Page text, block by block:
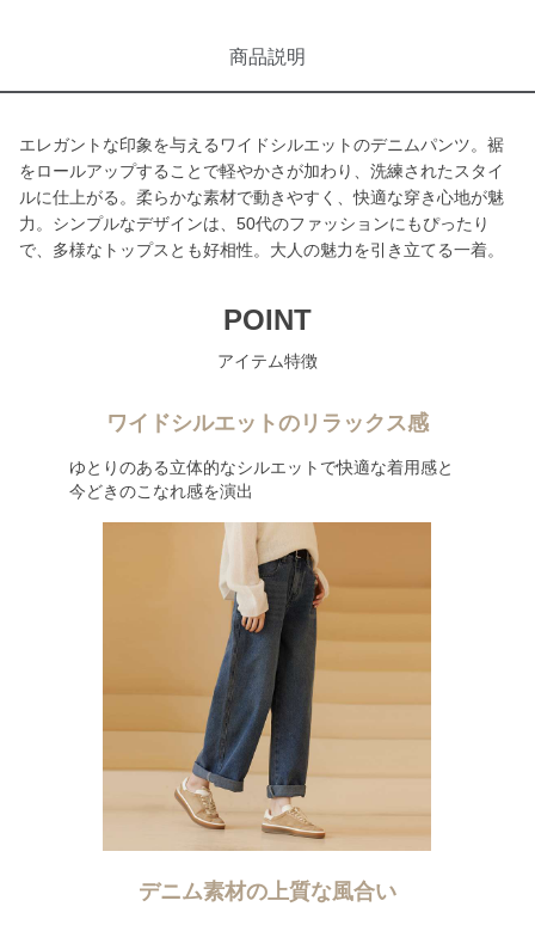
商品説明
エレガントな印象を与えるワイドシルエットのデニムパンツ。裾
をロールアップすることで軽やかさが加わり、洗練されたスタイ
ルに仕上がる。柔らかな素材で動きやすく、快適な穿き心地が魅
力。シンプルなデザインは、50代のファッションにもぴったり
で、多様なトップスとも好相性。大人の魅力を引き立てる一着。
POINT
アイテム特徴
ワイドシルエットのリラックス感
ゆとりのある立体的なシルエットで快適な着用感と
今どきのこなれ感を演出
デニム素材の上質な風合い